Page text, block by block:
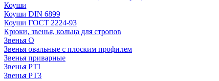
Коуши
Коуши DIN 6899
Коуши ГОСТ 2224-93
Крюки, звенья, кольца для стропов
Звенья О
Звенья овальные с плоским профилем
Звенья приварные
Звенья РТ1
Звенья РТ3